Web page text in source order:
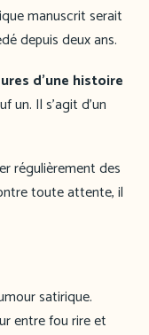
manuscrit serait
depuis deux ans.
d’une histoire
un. Il s’agit d’un
régulièrement des
toute attente, il
satirique.
entre fou rire et